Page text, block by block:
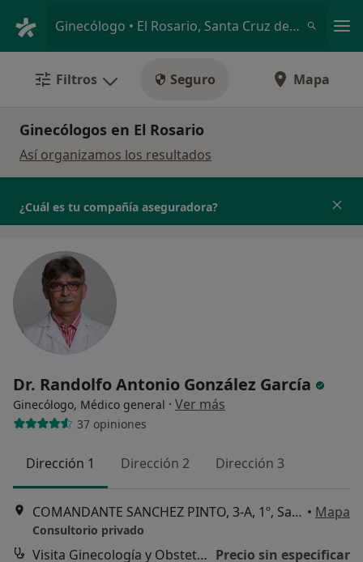
Ginecólogo • El Rosario, Santa Cruz de Tenerife
Filtros Seguro Mapa
Ginecólogos en El Rosario
Así organizamos los resultados
¿Cuál es tu compañía aseguradora?
Dr. Randolfo Antonio González García
Ginecólogo, Médico general · Ver más
37 opiniones
Dirección 1 Dirección 2 Dirección 3
COMANDANTE SANCHEZ PINTO, 3-A, 1º, Santa Cruz de Tenerife • Mapa
Consultorio privado
Visita Ginecología y Obstetricia Precio sin especificar